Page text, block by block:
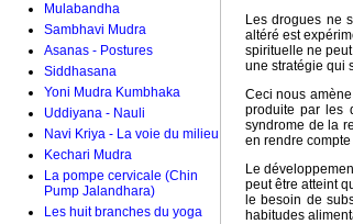
Mulabandha
Sambhavi Mudra
Asanas - Postures
Siddhasana
Yoni Mudra Kumbhaka
Uddiyana - Nauli
Navi Kriya - La voie du milieu
Kechari Mudra
La pompe cervicale (Chin
Pump Jalandhara)
Les huit branches du yoga
Les drogues ne
altéré est
spirituelle ne
une stratégie qui
Ceci nous
produite par les
syndrome de la
en rendre
Le
peut être atteint
le besoin de
habitudes